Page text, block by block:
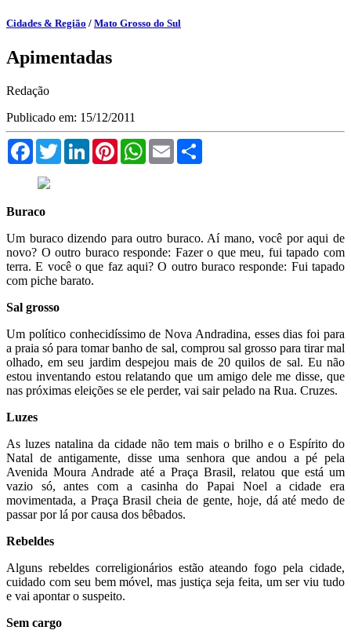
Cidades & Região / Mato Grosso do Sul
Apimentadas
Redação
Publicado em: 15/12/2011
FacebookTwitterLinkedInPinterestWhatsApp
Email
Buraco
Um buraco dizendo para outro buraco. Aí mano, você por aqui de
novo? O outro buraco responde: Fazer o que meu, fui tapado com
terra. E você o que faz aqui? O outro buraco responde: Fui tapado
com piche barato.
Sal grosso
Um político conhecidíssimo de Nova Andradina, esses dias foi para
a praia só para tomar banho de sal, comprou sal grosso para tirar mal
olhado, em seu jardim despejou mais de 20 quilos de sal. Eu não
estou inventando estou relatando que um amigo dele me disse, que
nas próximas eleições se ele perder, vai sair pelado na Rua. Cruzes.
Luzes
As luzes natalina da cidade não tem mais o brilho e o Espírito do
Natal de antigamente, disse uma senhora que andou a pé pela
Avenida Moura Andrade até a Praça Brasil, relatou que está um
vazio só, antes com a casinha do Papai Noel a cidade era
movimentada, a Praça Brasil cheia de gente, hoje, dá até medo de
passar por lá por causa dos bêbados.
Rebeldes
Alguns rebeldes correligionários estão ateando fogo pela cidade,
cuidado com seu bem móvel, mas justiça seja feita, um ser viu tudo
e vai apontar o suspeito.
Sem cargo